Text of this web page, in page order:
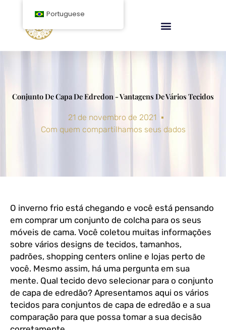
conteúdo
Conjunto De Capa De Edredon - Vantagens De Vários Tecidos
21 de novembro de 2021
Com quem compartilhamos seus dados
O inverno frio está chegando e você está pensando
em comprar um conjunto de colcha para os seus
móveis de cama. Você coletou muitas informações
sobre vários designs de tecidos, tamanhos,
padrões, shopping centers online e lojas perto de
você. Mesmo assim, há uma pergunta em sua
mente. Qual tecido devo selecionar para o conjunto
de capa de edredão? Apresentamos aqui os vários
tecidos para conjuntos de capa de edredão e a sua
comparação para que possa tomar a sua decisão
Portuguese